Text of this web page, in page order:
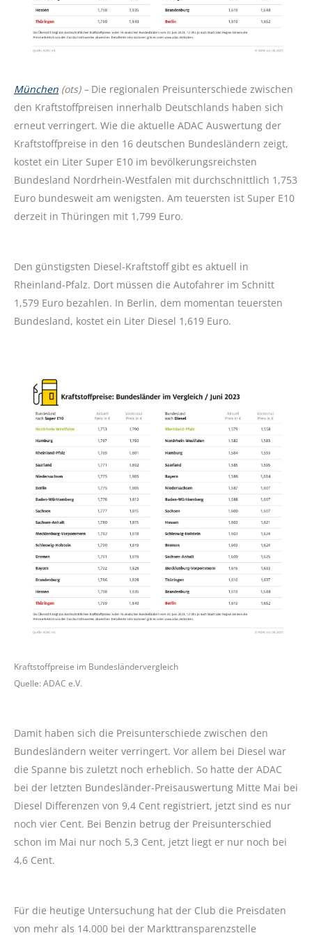
München (ots) – Die regionalen Preisunterschiede zwischen
den Kraftstoffpreisen innerhalb Deutschlands haben sich
erneut verringert. Wie die aktuelle ADAC Auswertung der
Kraftstoffpreise in den 16 deutschen Bundesländern zeigt,
kostet ein Liter Super E10 im bevölkerungsreichsten
Bundesland Nordrhein-Westfalen mit durchschnittlich 1,753
Euro bundesweit am wenigsten. Am teuersten ist Super E10
derzeit in Thüringen mit 1,799 Euro.
Den günstigsten Diesel-Kraftstoff gibt es aktuell in
Rheinland-Pfalz. Dort müssen die Autofahrer im Schnitt
1,579 Euro bezahlen. In Berlin, dem momentan teuersten
Bundesland, kostet ein Liter Diesel 1,619 Euro.
Kraftstoffpreise im Bundesländervergleich
Quelle: ADAC e.V.
Damit haben sich die Preisunterschiede zwischen den
Bundesländern weiter verringert. Vor allem bei Diesel war
die Spanne bis zuletzt noch erheblich. So hatte der ADAC
bei der letzten Bundesländer-Preisauswertung Mitte Mai bei
Diesel Differenzen von 9,4 Cent registriert, jetzt sind es nur
noch vier Cent. Bei Benzin betrug der Preisunterschied
schon im Mai nur noch 5,3 Cent, jetzt liegt er nur noch bei
4,6 Cent.
Für die heutige Untersuchung hat der Club die Preisdaten
von mehr als 14.000 bei der Markttransparenzstelle